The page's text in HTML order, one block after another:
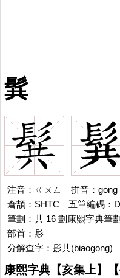
髸
注音：ㄍㄨㄥ 拼音：gōng
倉頡：SHTC
五筆編碼：
筆劃：共 16 劃康熙字典筆
部首：髟
分解查字：髟共(biaogong)
康熙字典【亥集上】